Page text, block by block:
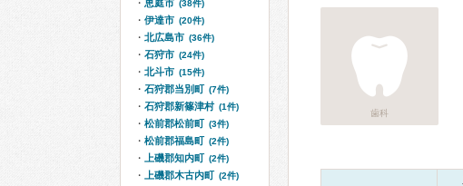
歯科
恵庭市 (38件)
伊達市 (20件)
北広島市 (36件)
石狩市 (24件)
北斗市 (15件)
石狩郡当別町 (7件)
石狩郡新篠津村 (1件)
松前郡松前町 (3件)
松前郡福島町 (2件)
上磯郡知内町 (2件)
上磯郡木古内町 (2件)